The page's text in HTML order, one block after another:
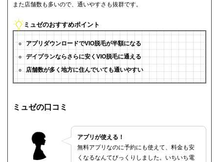
また店舗数も多いので、通いやすさも抜群です。
ミュゼのおすすめポイント
アプリダウンロードでVIO脱毛が半額になる
デイプランならさらに安くVIO脱毛に通える
店舗数が多く地方に住んでいても通いやすい
ミュゼの口コミ
アプリが使える！
無料アプリなのに予約にも使えて、料金も安
くなるなんてびっくりしました。いちいち電